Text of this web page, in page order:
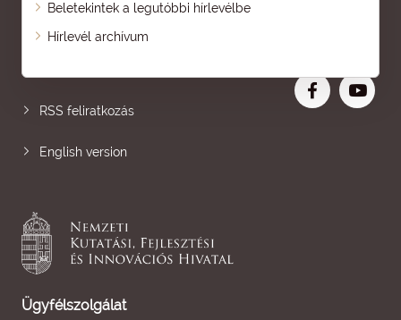
Beletekintek a legutóbbi hírlevélbe
Hírlevél archívum
Oldaltérkép
RSS feliratkozás
English version
Ügyfélszolgálat